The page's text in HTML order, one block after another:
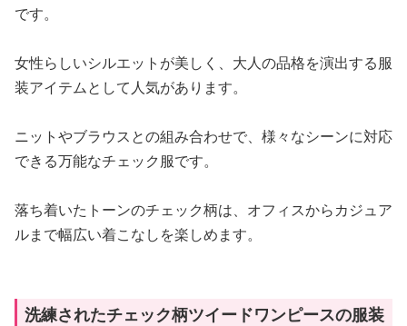
です。
女性らしいシルエットが美しく、大人の品格を演出する服
装アイテムとして人気があります。
ニットやブラウスとの組み合わせで、様々なシーンに対応
できる万能なチェック服です。
落ち着いたトーンのチェック柄は、オフィスからカジュア
ルまで幅広い着こなしを楽しめます。
洗練されたチェック柄ツイードワンピースの服装